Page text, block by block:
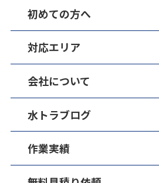
初めての方へ
対応エリア
会社について
水トラブログ
作業実績